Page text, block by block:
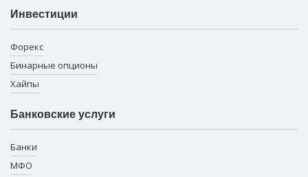
Инвестиции
Форекс
Бинарные опционы
Хайпы
Банковские услуги
Банки
МФО